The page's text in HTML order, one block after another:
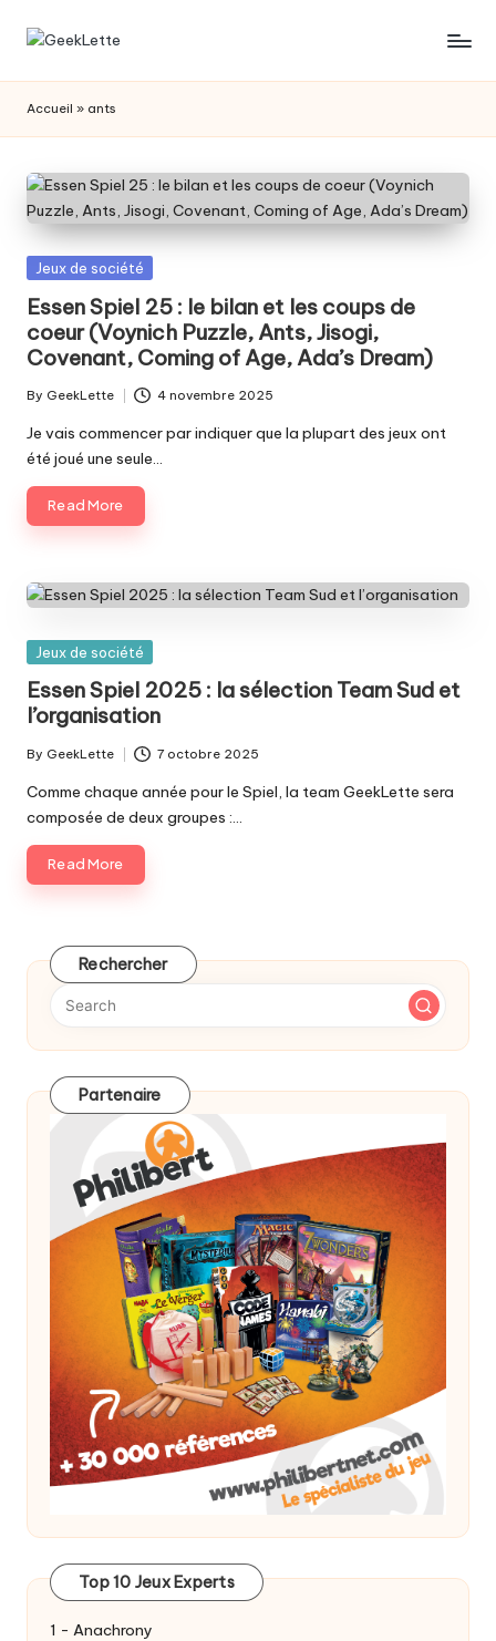
Skip
G
e
e
k
L
e
t
t
e
les
de
société
Accueil » ants
Posted
Jeux de société
Essen Spiel 25 : le bilan et les coups de
coeur (Voynich Puzzle, Ants, Jisogi,
Covenant, Coming of Age, Ada’s Dream)
Posted
by
By GeekLette 4 novembre 2025
Je vais commencer par indiquer que la plupart des jeux ont
été joué une seule…
Read More
Posted
Jeux de société
Essen Spiel 2025 : la sélection Team Sud et
l’organisation
Posted
by
By GeekLette 7 octobre 2025
Comme chaque année pour le Spiel, la team GeekLette sera
composée de deux groupes :…
Read More
Rechercher
Partenaire
Top 10 Jeux Experts
1 - Anachrony